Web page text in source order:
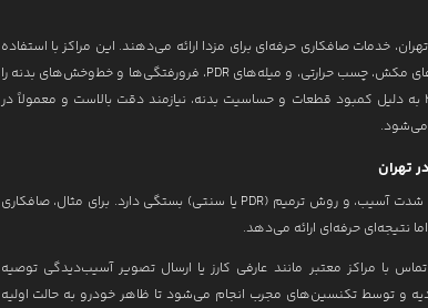
تهران، خدمات صافکاری حرفه‌ای برای مزدا ارائه می‌دهند. این مراکز با استفاده
از ابزارهای مدرن مانند دستگاه‌های مکش، چسب حرارتی، و میله‌های PDR، فرورفتگی‌ها و خط‌وخش‌های بدنه را
ترمیم می‌کنند. صافکاری مزدا 3 به دلیل کمبود قطعات و حساسیت بدنه، نیازمند دقت بالاست و معمولاً در
می‌شود.
تهران
هزینه صافکاری به مدل خودرو، شدت آسیب، و روش ترمیم (PDR یا سنتی) بستگی دارد. برای مثال، صافکاری
نتیجه‌ای حرفه‌ای ارائه می‌دهد.
با مراکز معتبر مانند عارفی کارز یا ارسال تصویر آسیب‌دیدگی توصیه
و توسط تکنسین‌های مجرب انجام می‌شود تا ظاهر خودرو به حالت اولیه